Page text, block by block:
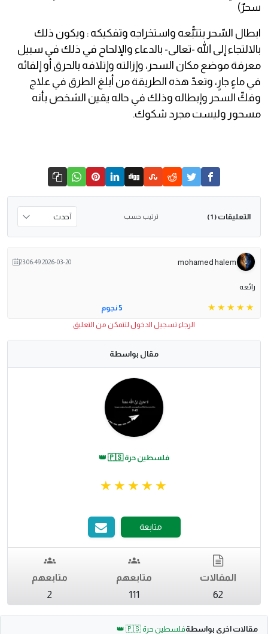
سحرٌ)
ابطال السّحر بتتبُّعه واستخراجه وتفكيكه : ويكون ذلك
بالالتجاء إلى الله -تعالى- بالدعاء والإلحاح في ذلك في سبيل
معرفة موضع مكان السحر، وإزالته وإتلافه بالحرق أو إلقائه
في ماءٍ جارٍ، وتعدّ هذه الطريقة من أبلغ الطرق في علاج
وفكّ السحر وإبطاله وذلك في حاله يقين الشخص بأنه
مسحور وليست مجرد شكوك.
التعليقات ( 1 ) ترتيب حسب
mohamed halem
2026-03-20 23:06:49
رائعه
5 نجوم
الرجاء تسجيل الدخول لتتمكن من التعليق
مقال بواسطة
فلسطين حرة 🇵🇸 👑
متابعة
المقالات
62
متابعهم
111
متابعهم
2
مقالات اخري بواسطةفلسطين حرة 🇵🇸 👑